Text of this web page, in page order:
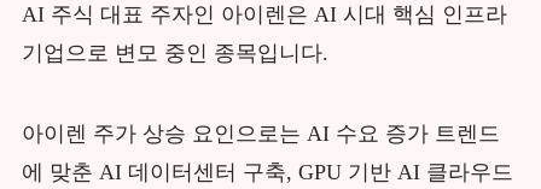
AI 주식 대표 주자인 아이렌은 AI 시대 핵심 인프라
기업으로 변모 중인 종목입니다.
아이렌 주가 상승 요인으로는 AI 수요 증가 트렌드
에 맞춘 AI 데이터센터 구축, GPU 기반 AI 클라우드